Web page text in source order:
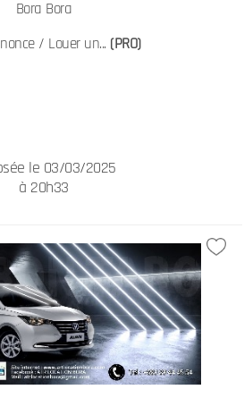
Bora Bora
/ Louer un... (PRO)
le 03/03/2025
à 20h33